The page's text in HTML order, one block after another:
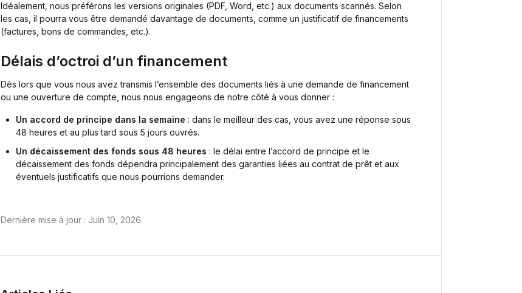
Idéalement, nous préférons les versions originales (PDF, Word, etc.) aux documents scannés. Selon
les cas, il pourra vous être demandé davantage de documents, comme un justificatif de financements
(factures, bons de commandes, etc.).
Délais d’octroi d’un financement
Dès lors que vous nous avez transmis l’ensemble des documents liés à une demande de financement
ou une ouverture de compte, nous nous engageons de notre côté à vous donner :
Un accord de principe dans la semaine : dans le meilleur des cas, vous avez une réponse sous
48 heures et au plus tard sous 5 jours ouvrés.
Un décaissement des fonds sous 48 heures : le délai entre l’accord de principe et le
décaissement des fonds dépendra principalement des garanties liées au contrat de prêt et aux
éventuels justificatifs que nous pourrions demander.
Dernière mise à jour : Juin 10, 2026